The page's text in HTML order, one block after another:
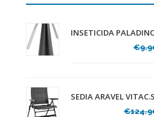
INSETICIDA
€
SEDIA ARAVEL
€